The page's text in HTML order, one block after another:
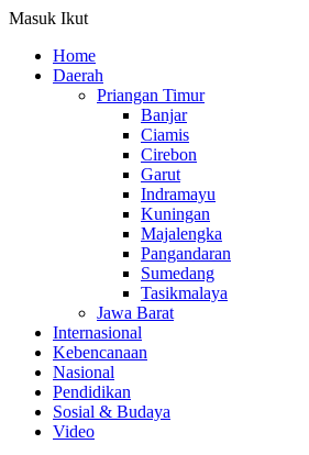
Masuk Ikut
Home
Daerah
Priangan Timur
Banjar
Ciamis
Cirebon
Garut
Indramayu
Kuningan
Majalengka
Pangandaran
Sumedang
Tasikmalaya
Jawa Barat
Internasional
Kebencanaan
Nasional
Pendidikan
Sosial & Budaya
Video